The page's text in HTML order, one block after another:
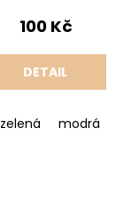
100 Kč
DETAIL
zelená modrá